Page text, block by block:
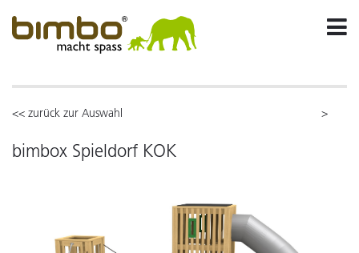
<< zurück zur Auswahl >
bimbox Spieldorf KOK